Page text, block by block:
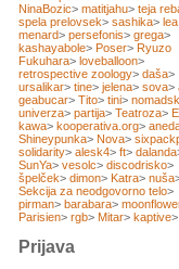
NinaBozic> matitjahu> teja
spela prelovsek> sashika> lea
menard> persefonis> grega>
kashayabole> Poser> Ryuzo
Fukuhara> loveballoon>
retrospective zoology> daša>
ursalikar> tine> jelena> sova>
geabucar> Tito> tini>
univerza> partija> Teatroza>
kawa> kooperativa.org>
Shineypunka> Nova>
solidarity> alesk4> ft> dalanda
SunYa> vesolc> discodrisko>
špelček> dimon> Katra> nuša
Sekcija za neodgovorno telo>
pirman> barabara>
Parisien> rgb> Mitar> kaptive>
Prijava